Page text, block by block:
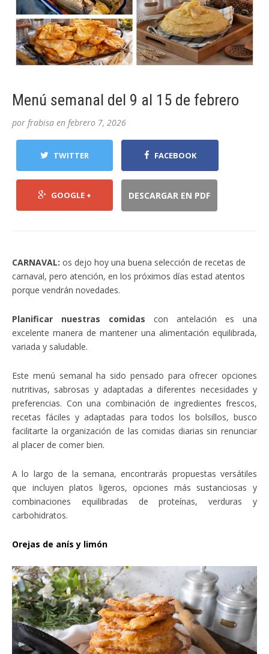
Menú semanal del 9 al 15 de febrero
por frabisa en febrero 7, 2026
TWITTER FACEBOOK
GOOGLE + DESCARGAR EN PDF
CARNAVAL: os dejo hoy una buena selección de recetas de
carnaval, pero atención, en los próximos días estad atentos
porque vendrán novedades.
Planificar nuestras comidas con antelación es una
excelente manera de mantener una alimentación equilibrada,
variada y saludable.
Este menú semanal ha sido pensado para ofrecer opciones
nutritivas, sabrosas y adaptadas a diferentes necesidades y
preferencias. Con una combinación de ingredientes frescos,
recetas fáciles y adaptadas para todos los bolsillos, busco
facilitarte la organización de las comidas diarias sin renunciar
al placer de comer bien.
A lo largo de la semana, encontrarás propuestas versátiles
que incluyen platos ligeros, opciones más sustanciosas y
combinaciones equilibradas de proteínas, verduras y
carbohidratos.
Orejas de anís y limón